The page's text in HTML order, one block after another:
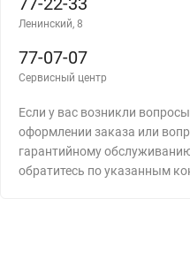
Ленинский, 8
77-07-07
Сервисный центр
Если у вас возникли
оформлении заказа или
гарантийному
обратитесь по указанным